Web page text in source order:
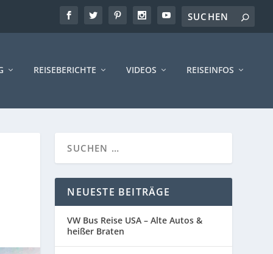
REISEBERICHTE VIDEOS REISEINFOS
NEUESTE BEITRÄGE
VW Bus Reise USA – Alte Autos &
heißer Braten